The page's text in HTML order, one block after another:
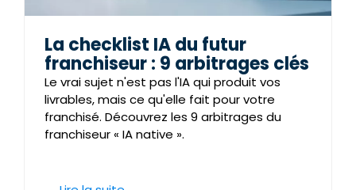
La checklist IA du futur
franchiseur : 9 arbitrages clés
Le vrai sujet n'est pas l'IA qui produit vos
livrables, mais ce qu'elle fait pour votre
franchisé. Découvrez les 9 arbitrages du
franchiseur « IA native ».